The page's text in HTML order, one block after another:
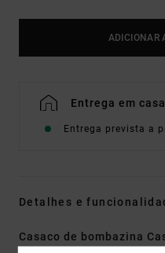
ADICIONAR
Entrega em
Entrega prevista a
Detalhes e
Casaco de bombazina